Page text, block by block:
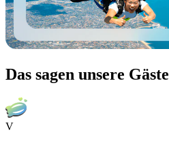
Das sagen unsere Gäste
V